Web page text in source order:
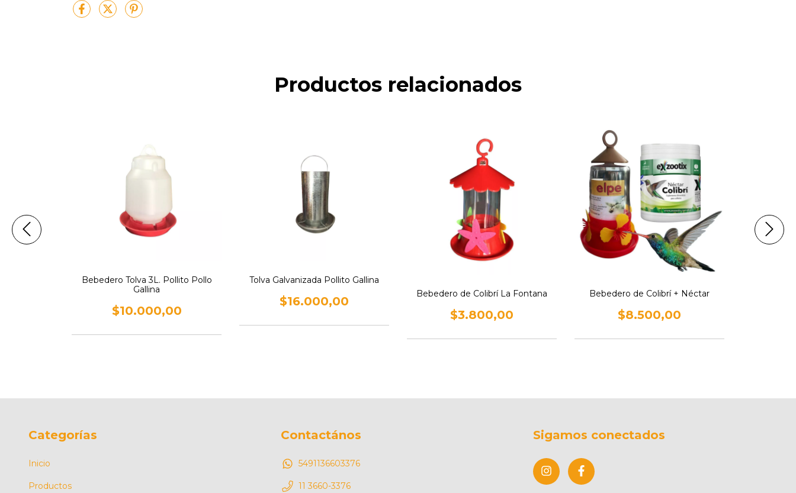
Productos relacionados
Bebedero Tolva 3L. Pollito Pollo
Gallina
$10.000,00
Tolva Galvanizada Pollito Gallina
$16.000,00
Bebedero de Colibrí La Fontana
$3.800,00
Bebedero de Colibrí + Néctar
$8.500,00
Categorías
Inicio
Productos
Contactános
5491136603376
11 3660-3376
Sigamos conectados